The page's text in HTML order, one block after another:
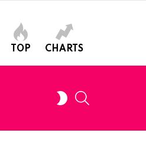
TOP CHARTS
SWITCH
SKIN